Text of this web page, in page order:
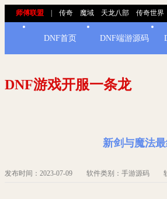
师傅联盟 传奇 魔域 天龙八部 传奇世界
DNF首页 DNF端游源码
DNF游戏开服一条龙
新剑与魔法
发布时间：2023-07-09 软件类别：手游源码